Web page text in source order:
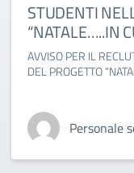
STUDENTI
“NATALE…..IN
AVVISO PER IL
DEL PROGETTO
Personale